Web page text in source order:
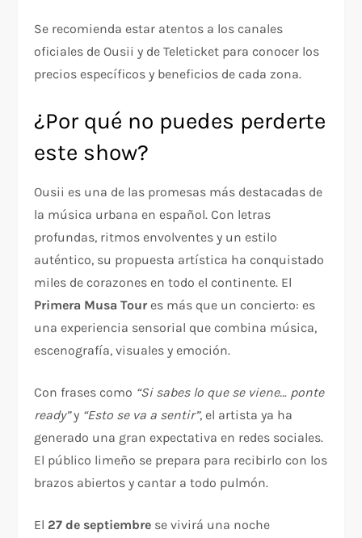
Se recomienda estar atentos a los canales
oficiales de Ousii y de Teleticket para conocer los
precios específicos y beneficios de cada zona.
¿Por qué no puedes perderte
este show?
Ousii es una de las promesas más destacadas de
la música urbana en español. Con letras
profundas, ritmos envolventes y un estilo
auténtico, su propuesta artística ha conquistado
miles de corazones en todo el continente. El
Primera Musa Toures más que un concierto: es
una experiencia sensorial que combina música,
escenografía, visuales y emoción.
Con frases como “Si sabes lo que se viene… ponte
ready”y “Esto se va a sentir”, el artista ya ha
generado una gran expectativa en redes sociales.
El público limeño se prepara para recibirlo con los
brazos abiertos y cantar a todo pulmón.
El 27 de septiembre se vivirá una noche